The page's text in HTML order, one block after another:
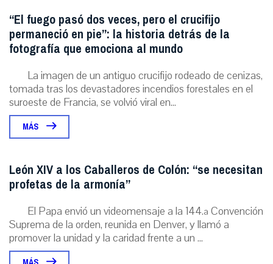
“El fuego pasó dos veces, pero el crucifijo
permaneció en pie”: la historia detrás de la
fotografía que emociona al mundo
La imagen de un antiguo crucifijo rodeado de cenizas,
tomada tras los devastadores incendios forestales en el
suroeste de Francia, se volvió viral en...
MÁS
León XIV a los Caballeros de Colón: “se necesitan
profetas de la armonía”
El Papa envió un videomensaje a la 144.ª Convención
Suprema de la orden, reunida en Denver, y llamó a
promover la unidad y la caridad frente a un ...